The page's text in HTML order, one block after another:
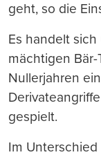
geht, so die
Es handelt
mächtigen
Nullerjahren
gespielt.
Im